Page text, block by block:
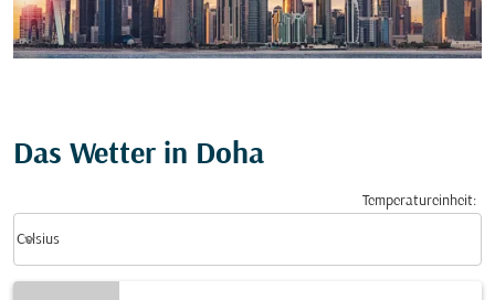
Das Wetter in Doha
Temperatureinheit:
Celsius
keyboard_arrow_down